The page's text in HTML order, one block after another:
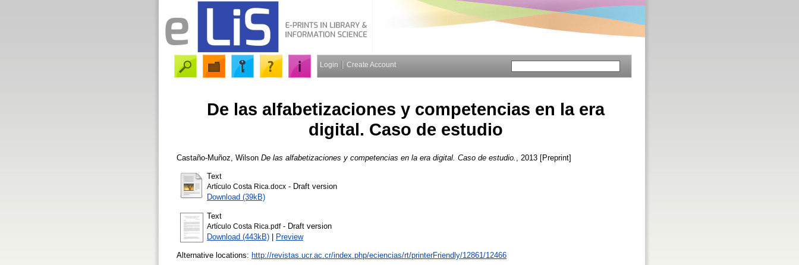
Login Create Account
De las alfabetizaciones y competencias en la era
digital. Caso de estudio
Castaño-Muñoz, Wilson De las alfabetizaciones y competencias en la era digital. Caso de estudio. , 2013 [Preprint]
Text
Artículo Costa Rica.docx - Draft version
Download (39kB)
Text
Artículo Costa Rica.pdf- Draft version
Download (443kB) | Preview
Alternative locations: http://revistas.ucr.ac.cr/index.php/eciencias/rt/printerFriendly/12861/12466